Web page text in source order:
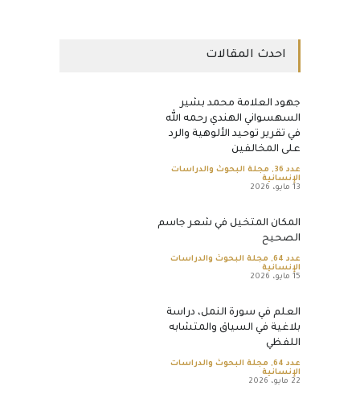
احدث المقالات
جهود العلامة محمد بشير
السهسواني الهندي رحمه الله
في تقرير توحيد الألوهية والرد
على المخالفين
عدد 36 , مجلة البحوث والدراسات
الإنسانية
13 مايو، 2026
المكان المتخيل في شعر جاسم
الصحيح
عدد 64 , مجلة البحوث والدراسات
الإنسانية
15 مايو، 2026
العلم في سورة النمل، دراسة
بلاغية في السياق والمتشابه
اللفظي
عدد 64 , مجلة البحوث والدراسات
الإنسانية
22 مايو، 2026